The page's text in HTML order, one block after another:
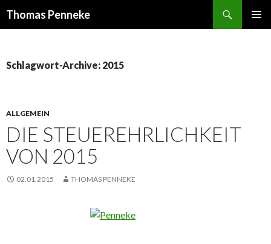
Thomas Penneke
Schlagwort-Archive: 2015
ALLGEMEIN
DIE STEUEREHRLICHKEIT
VON 2015
02.01.2015 THOMAS PENNEKE